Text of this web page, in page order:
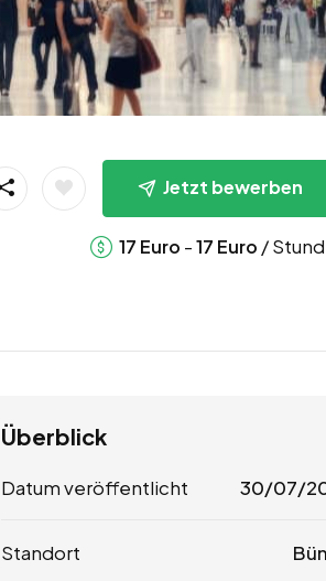
Jetzt bewerben
17 Euro -17 Euro /
Überblick
Datum veröffentlicht 30/07/
Standort